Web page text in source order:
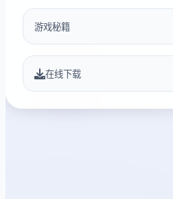
游戏秘籍
在线下载